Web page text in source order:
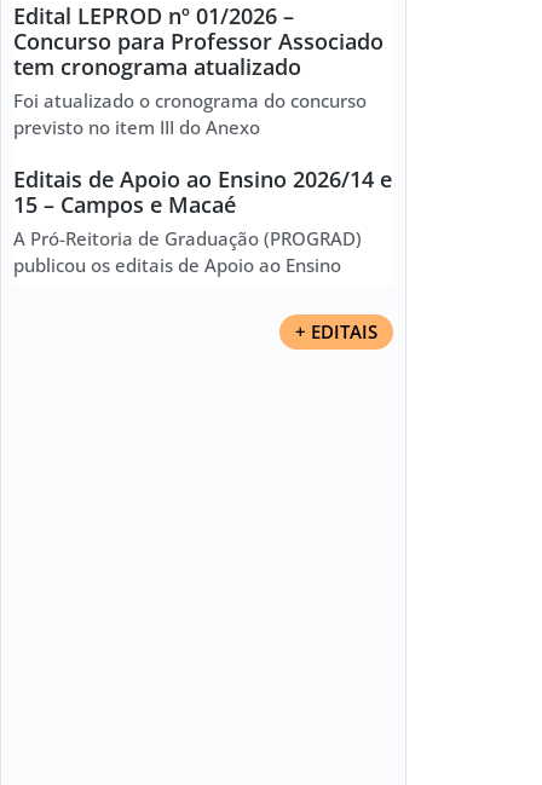
Edital LEPROD nº 01/2026 –
Concurso para Professor Associado
tem cronograma atualizado
Foi atualizado o cronograma do concurso
previsto no item III do Anexo
Editais de Apoio ao Ensino 2026/14 e
15 – Campos e Macaé
A Pró-Reitoria de Graduação (PROGRAD)
publicou os editais de Apoio ao Ensino
+ EDITAIS